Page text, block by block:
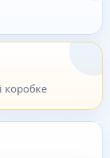
коробке